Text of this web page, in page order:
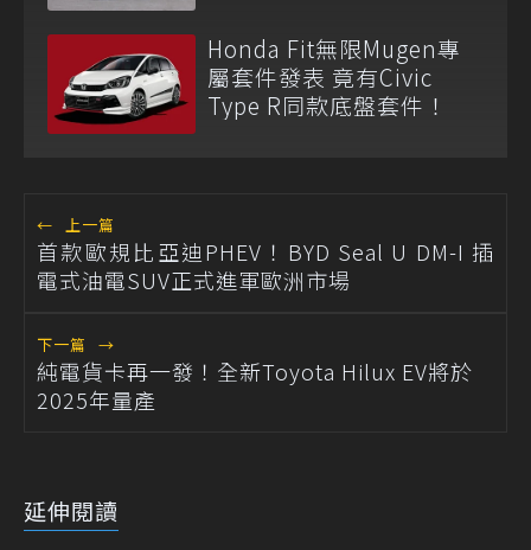
Honda Fit無限Mugen專
屬套件發表 竟有Civic
Type R同款底盤套件！
← 上一篇
首款歐規比亞迪PHEV！BYD Seal U DM-I 插
電式油電SUV正式進軍歐洲市場
下一篇 →
純電貨卡再一發！全新Toyota Hilux EV將於
2025年量產
延伸閱讀